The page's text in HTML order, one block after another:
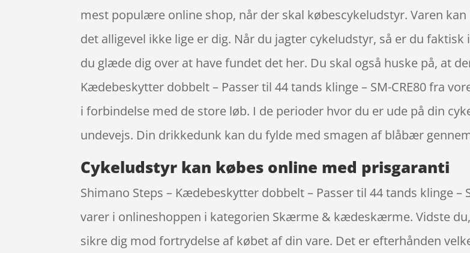
mest populære online shop, når der skal købescykeludstyr. Varen
det alligevel ikke lige er dig. Når du jagter cykeludstyr, så er du
du glæde dig over at have fundet det her. Du skal også huske på, at
Kædebeskytter dobbelt – Passer til 44 tands klinge – SM-CRE80 fra
i forbindelse med de store løb. I de perioder hvor du er ude på din
undevejs. Din drikkedunk kan du fylde med smagen af blåbær
Cykeludstyr kan købes online med prisgaranti
Shimano Steps – Kædebeskytter dobbelt – Passer til 44 tands klinge
varer i onlineshoppen i kategorien Skærme & kædeskærme. Vidste
sikre dig mod fortrydelse af købet af din vare. Det er efterhånden